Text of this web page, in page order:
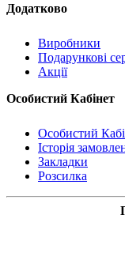
Додатково
Виробники
Подарункові
Акції
Особистий Кабінет
Особистий
Історія
Закладки
Розсилка